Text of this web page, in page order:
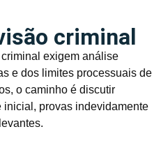
criminal
exigem análise
e dos limites processuais de
o caminho é discutir
provas indevidamente